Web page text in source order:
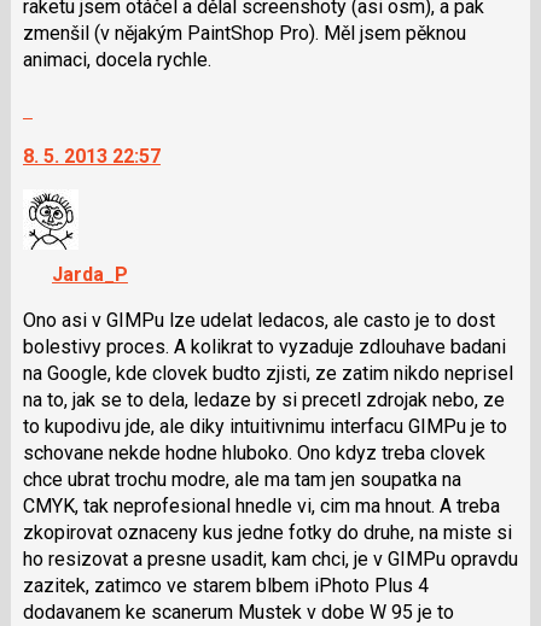
pro
následující
předchozí
nový
názor
raketu jsem otáčel a dělal screenshoty (asi osm), a pak
zmenšil (v nějakým PaintShop Pro). Měl jsem pěknou
animaci, docela rychle.
další
názor.
K
navigaci
lze
použít
i
klávesy
N
pro
následující
a
P
pro
předchozí
nový
názor
8. 5. 2013 22:57
Jarda_P
Ono asi v GIMPu lze udelat ledacos, ale casto je to dost
bolestivy proces. A kolikrat to vyzaduje zdlouhave badani
na Google, kde clovek budto zjisti, ze zatim nikdo neprisel
na to, jak se to dela, ledaze by si precetl zdrojak nebo, ze
to kupodivu jde, ale diky intuitivnimu interfacu GIMPu je to
schovane nekde hodne hluboko. Ono kdyz treba clovek
chce ubrat trochu modre, ale ma tam jen soupatka na
CMYK, tak neprofesional hnedle vi, cim ma hnout. A treba
zkopirovat oznaceny kus jedne fotky do druhe, na miste si
ho resizovat a presne usadit, kam chci, je v GIMPu opravdu
zazitek, zatimco ve starem blbem iPhoto Plus 4
dodavanem ke scanerum Mustek v dobe W 95 je to